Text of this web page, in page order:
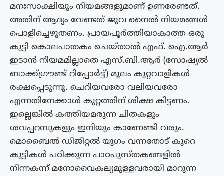
മനഃസാക്ഷിയും നിയമങ്ങളുമാണ് ഉണരേണ്ടത്.
അതിന് ആദ്യം വേണ്ടത് ജുവ നൈൽ നിയമങ്ങൾ
പൊളിച്ചെഴുതണം. പ്രായപൂർത്തിയാകാത്ത ഒരു
കുട്ടി കൊലപാതകം ചെയ്‌താൽ എഫ്. ഐ.ആർ
ഇടാൻ നിയമമില്ലാതെ എസ്.ബി.ആർ (സോഷ്യൽ
ബാക്ക്ഗ്രൗണ്ട് റിപ്പോർട്ട്) മൂലം കുറ്റവാളികൾ
രക്ഷപ്പെടുന്നു. ചെറിയവരോ വലിയവരോ
എന്നതിനേക്കാൾ കുറ്റത്തിന് ശിക്ഷ കിട്ടണം.
ഇല്ലെങ്കിൽ കത്തിയമരുന്ന ചിതകളും
ശവപ്പറമ്പുകളും ഇനിയും കാണേണ്ടി വരും.
മൊബൈൽ ഡിജിറ്റൽ യുഗം വന്നതോട് കുറെ
കുട്ടികൾ പഠിക്കുന്ന പാഠപുസ്‌തകങ്ങളിൽ
നിന്നകന്ന് മനോവൈകല്യമുള്ളവരായി മാറുന്ന